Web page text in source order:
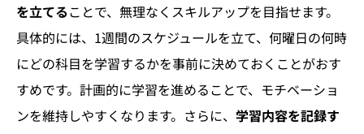
を立てることで、無理なくスキルアップを目指せます。
具体的には、1週間のスケジュールを立て、何曜日の何時
にどの科目を学習するかを事前に決めておくことがおす
すめです。計画的に学習を進めることで、モチベーショ
ンを維持しやすくなります。さらに、 学習内容を記録す